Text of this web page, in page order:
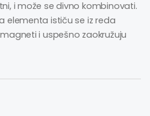
i može se divno kombinovati.
elementa ističu se iz reda
i uspešno zaokružuju